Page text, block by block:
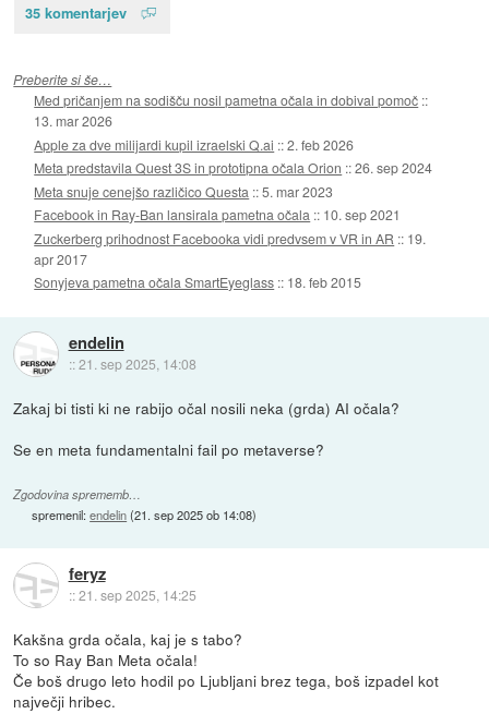
35 komentarjev
Preberite si še…
Med pričanjem na sodišču nosil pametna očala in dobival pomoč ::
13. mar 2026
Apple za dve milijardi kupil izraelski Q.ai ::2. feb 2026
Meta predstavila Quest 3S in prototipna očala Orion ::26. sep 2024
Meta snuje cenejšo različico Questa ::5. mar 2023
Facebook in Ray-Ban lansirala pametna očala :: 10. sep 2021
Zuckerberg prihodnost Facebooka vidi predvsem v VR in AR :: 19.
apr 2017
Sonyjeva pametna očala SmartEyeglass :: 18. feb 2015
endelin
::21. sep 2025, 14:08
Zakaj bi tisti ki ne rabijo očal nosili neka (grda) AI očala?
Se en meta fundamentalni fail po metaverse?
Zgodovina sprememb…
spremenil:endelin(21. sep 2025 ob 14:08)
feryz
::21. sep 2025, 14:25
Kakšna grda očala, kaj je s tabo?
To so Ray Ban Meta očala!
Če boš drugo leto hodil po Ljubljani brez tega, boš izpadel kot
največji hribec.